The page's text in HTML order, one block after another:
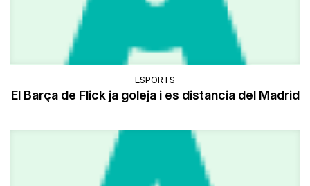
ESPORTS
El Barça de Flick ja goleja i es distancia del Madrid